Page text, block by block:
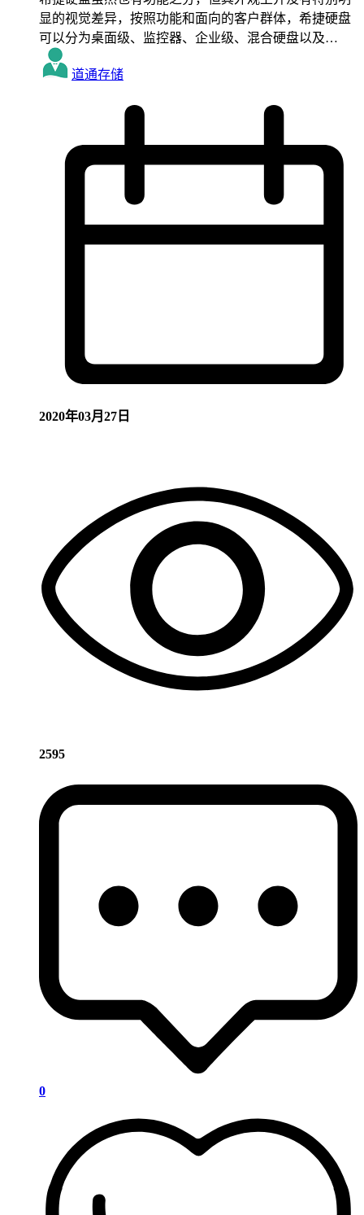
显的视觉差异，按照功能和面向的客户群体，希捷硬盘
可以分为桌面级、监控器、企业级、混合硬盘以及…
道通存储
2020年03月27日
2595
0